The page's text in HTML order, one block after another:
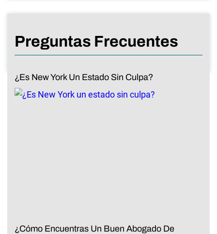
Preguntas Frecuentes
¿Es New York Un Estado Sin Culpa?
¿Cómo Encuentras Un Buen Abogado De